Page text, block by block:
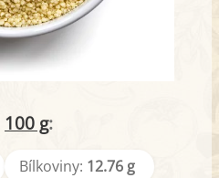
100 g:
Bílkoviny: 12.76 g